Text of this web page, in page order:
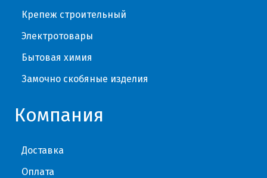
Крепеж строительный
Электротовары
Бытовая химия
Замочно скобяные изделия
Компания
Доставка
Оплата